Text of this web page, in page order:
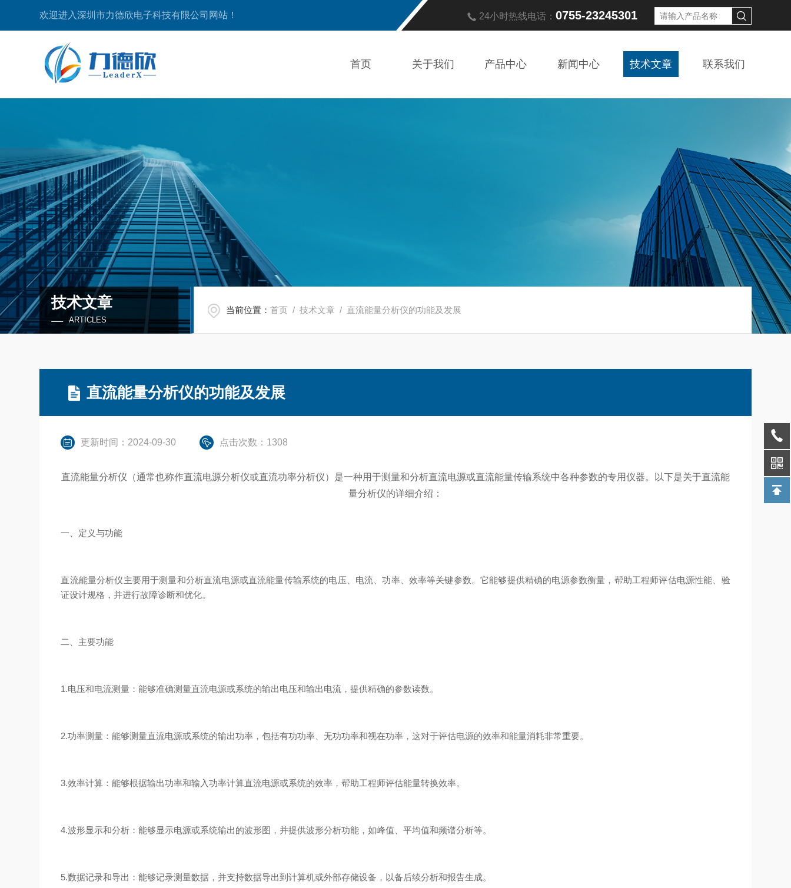
欢迎进入深圳市力德欣电子科技有限公司网站！ 24小时热线电话： 0755-23245301
首页 关于我们 产品中心 新闻中心 技术文章 联系我们
技术文章
ARTICLES
当前位置：首页 /技术文章 / 直流能量分析仪的功能及发展
直流能量分析仪的功能及发展
更新时间：2024-09-30 点击次数：1308
直流能量分析仪（通常也称作直流电源分析仪或直流功率分析仪）是一种用于测量和分析直流电源或直流能量传输系统中各种参数的专用仪器。以下是关于直流能
量分析仪的详细介绍：
一、定义与功能
直流能量分析仪主要用于测量和分析直流电源或直流能量传输系统的电压、电流、功率、效率等关键参数。它能够提供精确的电源参数衡量，帮助工程师评估电源性能、验
证设计规格，并进行故障诊断和优化。
二、主要功能
1.电压和电流测量：能够准确测量直流电源或系统的输出电压和输出电流，提供精确的参数读数。
2.功率测量：能够测量直流电源或系统的输出功率，包括有功功率、无功功率和视在功率，这对于评估电源的效率和能量消耗非常重要。
3.效率计算：能够根据输出功率和输入功率计算直流电源或系统的效率，帮助工程师评估能量转换效率。
4.波形显示和分析：能够显示电源或系统输出的波形图，并提供波形分析功能，如峰值、平均值和频谱分析等。
5.数据记录和导出：能够记录测量数据，并支持数据导出到计算机或外部存储设备，以备后续分析和报告生成。